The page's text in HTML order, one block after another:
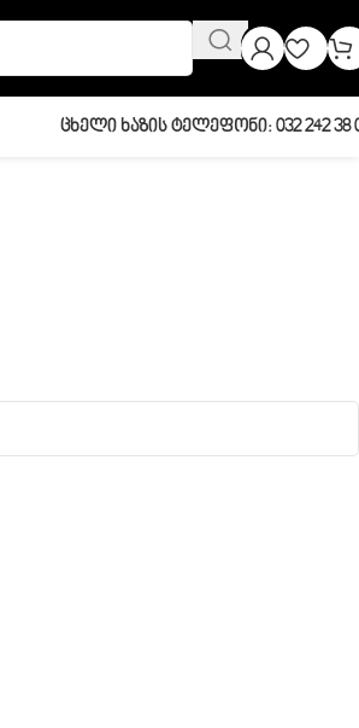
Ცხელი Ხაზის Ტელეფონი: 032 242 38